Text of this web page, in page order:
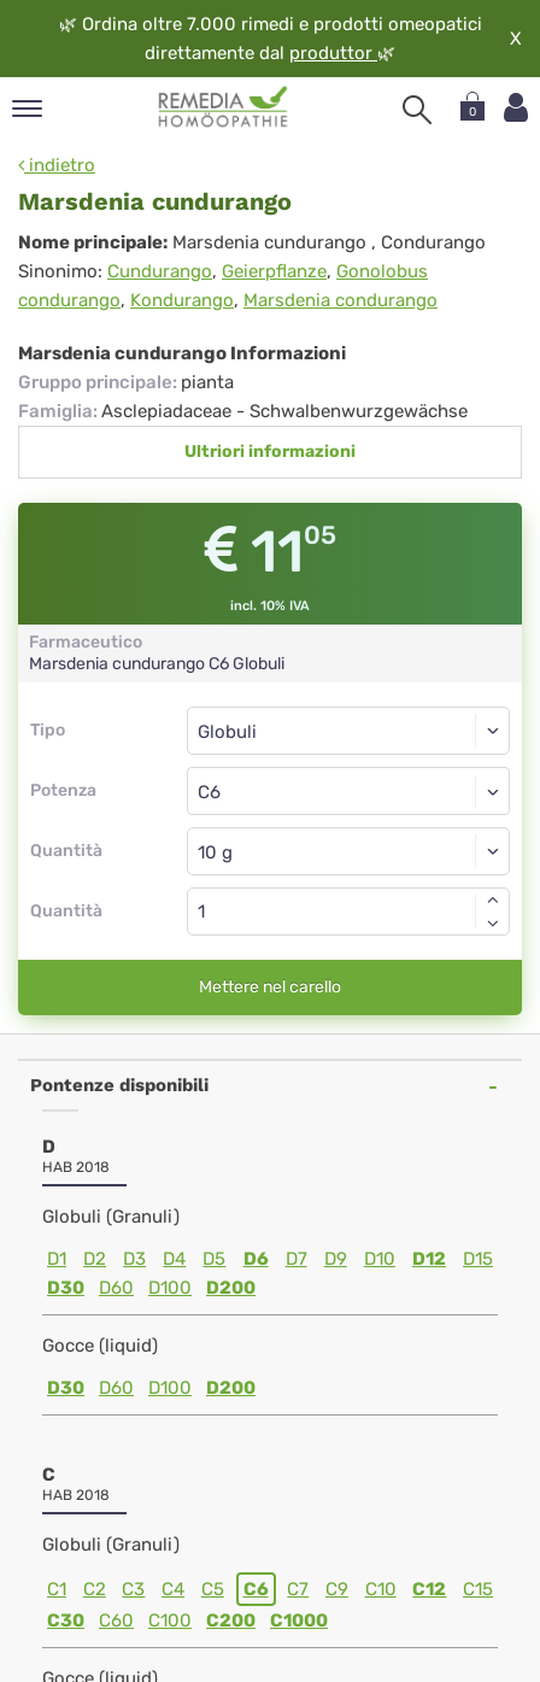
🌿 Ordina oltre 7.000 rimedi e prodotti omeopatici
direttamente dal produttor 🌿
X
0
indietro
Marsdenia cundurango
Marsdenia
cundurango
Nome principale: Marsdenia cundurango , Condurango
Sinonimo: Cundurango, Geierpflanze, Gonolobus
condurango, Kondurango, Marsdenia condurango
Marsdenia cundurango Informazioni
Gruppo principale: pianta
Famiglia: Asclepiadaceae - Schwalbenwurzgewächse
Ultriori informazioni
1105
incl. 10% IVA
Farmaceutico
Marsdenia cundurangoC6Globuli
Tipo
Tipo
Potenza
Globuli
C6
Quantità
Globuli
Quantità
Mettere nel carello
Pontenze disponibili
D
HAB 2018
Globuli (Granuli)
D1
D2 D3 D4 D5 D6 D7 D9 D10 D12
D15
D30
D60 D100 D200
Gocce (liquid)
D30
D60 D100 D200
C
HAB 2018
Globuli (Granuli)
C1 C2 C3 C4 C5 C6 C7 C9 C10 C12
C15
C30
C60 C100 C200 C1000